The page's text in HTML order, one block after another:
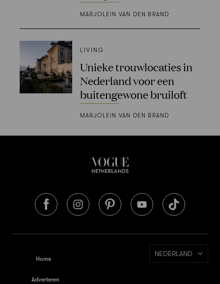
MARJOLEIN VAN DEN BRAND
LIVING
Unieke trouwlocaties in
Nederland voor een
buitengewone bruiloft
MARJOLEIN VAN DEN BRAND
Home
Adverteren
NEDERLAND